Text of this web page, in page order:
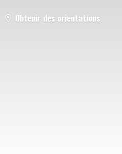
Obtenir des orientations